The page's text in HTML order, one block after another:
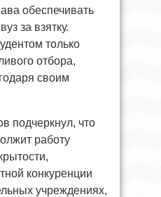
обеспечивать
за взятку.
только
отбора,
своим
подчеркнул, что
работу
конкуренции
учреждениях,